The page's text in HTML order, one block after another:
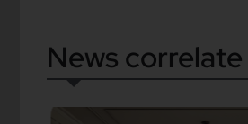
News correlate